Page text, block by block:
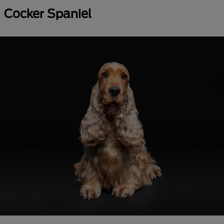
Cocker Spaniel